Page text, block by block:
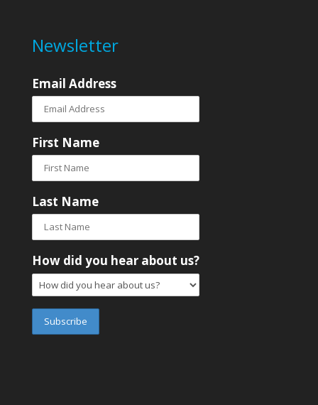
Newsletter
Email Address
First Name
Last Name
How did you hear about us?